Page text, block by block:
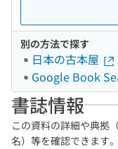
別の方法で探す
日本の古本屋
Google Book
書誌情報
この資料の詳細や典拠
名）等を確認できます。